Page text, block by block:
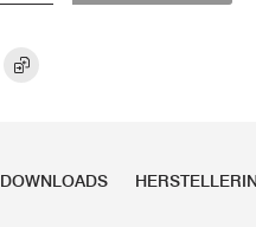
DOWNLOADS